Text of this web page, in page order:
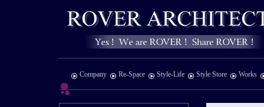
Company Re-Space Style-Life Style Store Works